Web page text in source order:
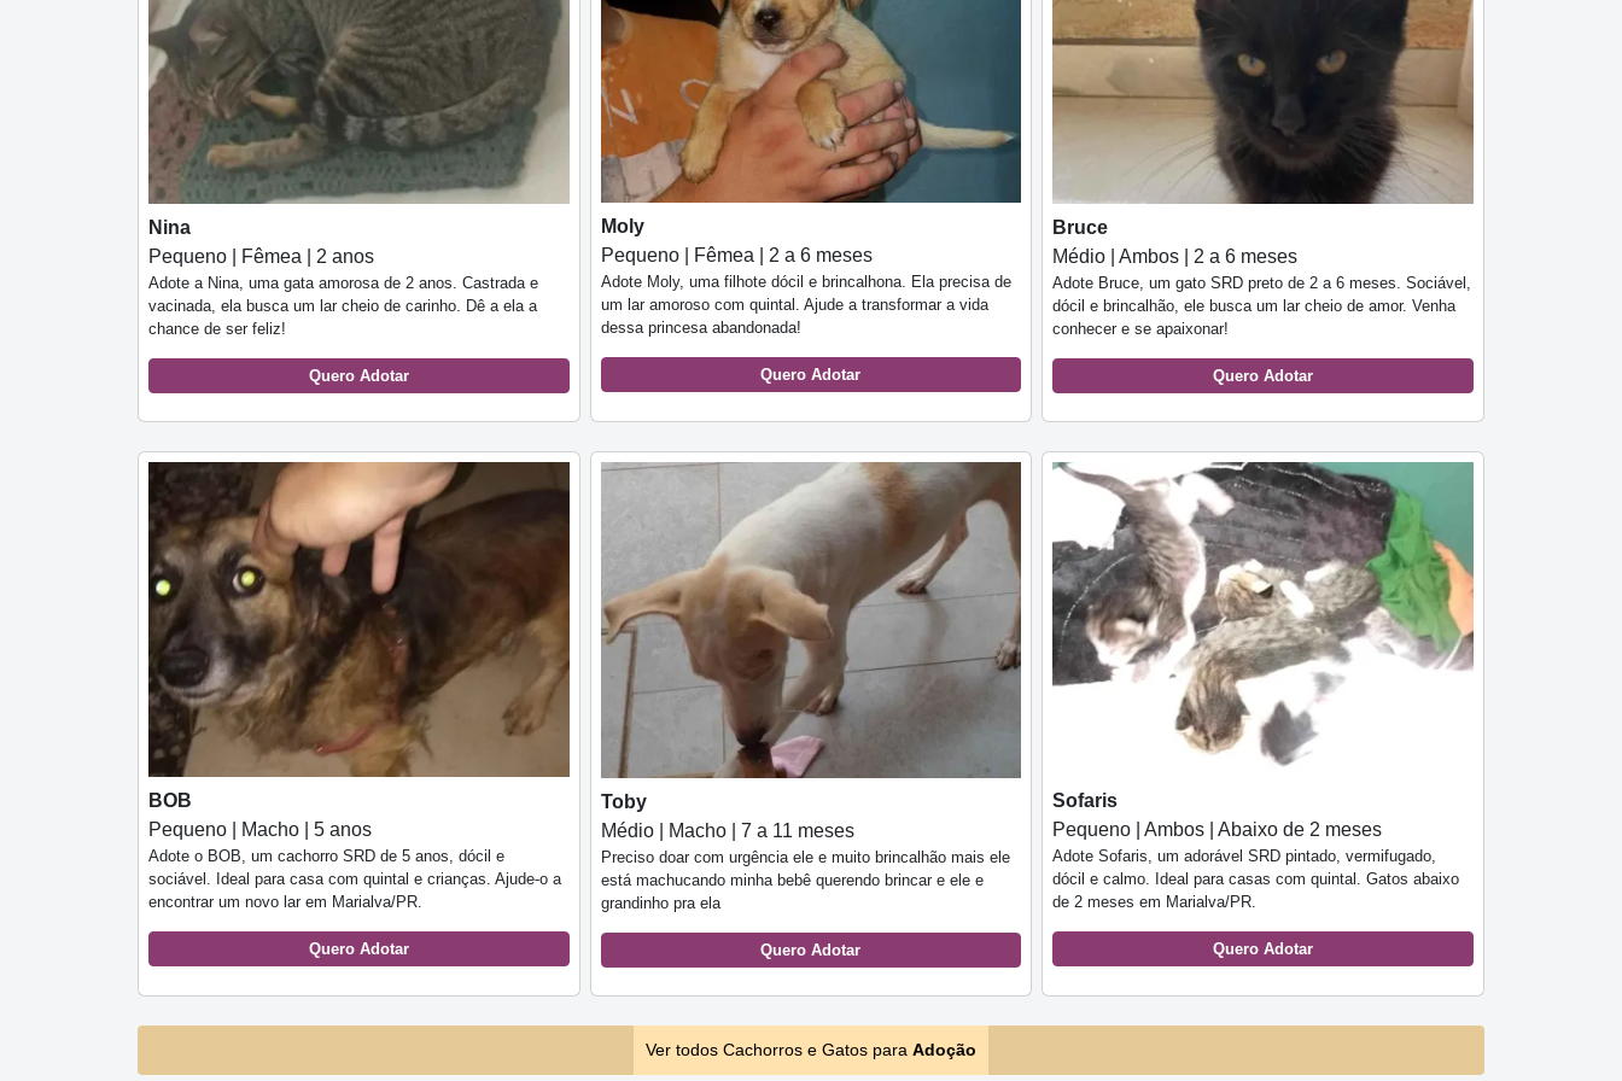
Nina
Pequeno | Fêmea | 2 anos
Adote a Nina, uma gata amorosa de 2 anos. Castrada e
vacinada, ela busca um lar cheio de carinho. Dê a ela a
chance de ser feliz!
Quero Adotar
Moly
Pequeno | Fêmea | 2 a 6 meses
Adote Moly, uma filhote dócil e brincalhona. Ela precisa de
um lar amoroso com quintal. Ajude a transformar a vida
dessa princesa abandonada!
Quero Adotar
Bruce
Médio | Ambos | 2 a 6 meses
Adote Bruce, um gato SRD preto de 2 a 6 meses. Sociável,
dócil e brincalhão, ele busca um lar cheio de amor. Venha
conhecer e se apaixonar!
Quero Adotar
BOB
Pequeno | Macho | 5 anos
Adote o BOB, um cachorro SRD de 5 anos, dócil e
sociável. Ideal para casa com quintal e crianças. Ajude-o a
encontrar um novo lar em Marialva/PR.
Quero Adotar
Toby
Médio | Macho | 7 a 11 meses
Preciso doar com urgência ele e muito brincalhão mais ele
está machucando minha bebê querendo brincar e ele e
grandinho pra ela
Quero Adotar
Sofaris
Pequeno | Ambos | Abaixo de 2 meses
Adote Sofaris, um adorável SRD pintado, vermifugado,
dócil e calmo. Ideal para casas com quintal. Gatos abaixo
de 2 meses em Marialva/PR.
Quero Adotar
Ver todos Cachorros e Gatos para Adoção